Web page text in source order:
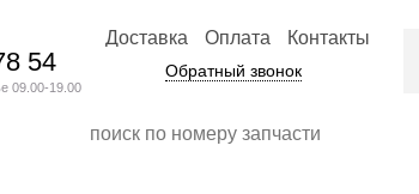
54
09.00-19.00
Доставка Оплата Контакты
Обратный звонок